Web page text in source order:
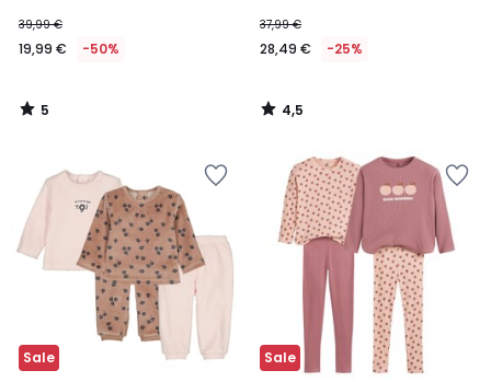
39,99 €
19,99 € -50%
5
/
37,99 €
28,49 € -25%
4,5
/
Sale Sale